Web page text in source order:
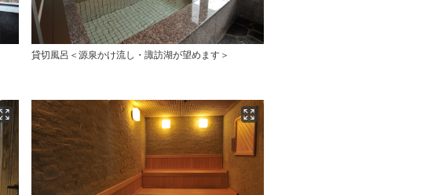
貸切風呂＜源泉かけ流し・諏訪湖が望めます＞